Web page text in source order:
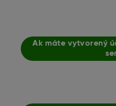
Ak máte vytvorený